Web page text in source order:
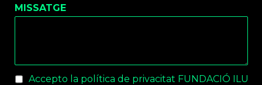
MISSATGE
Checkboxes *
Accepto la política de privacitat FUNDACIÓ